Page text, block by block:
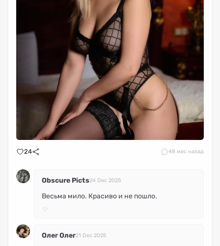
24 48 мес назад
Obscure Picts24 Dec 2025
Весьма мило. Красиво и не пошло.
Олег Олег21 Dec 2025